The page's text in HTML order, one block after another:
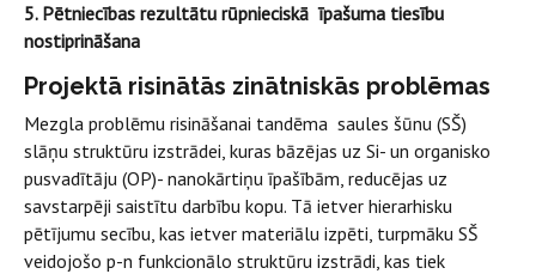
5. Pētniecības rezultātu rūpnieciskā īpašuma tiesību
nostiprināšana
Projektā risinātās zinātniskās problēmas
Mezgla problēmu risināšanai tandēma saules šūnu (SŠ)
slāņu struktūru izstrādei, kuras bāzējas uz Si- un organisko
pusvadītāju (OP)- nanokārtiņu īpašībām, reducējas uz
savstarpēji saistītu darbību kopu. Tā ietver hierarhisku
pētījumu secību, kas ietver materiālu izpēti, turpmāku SŠ
veidojošo p-n funkcionālo struktūru izstrādi, kas tiek